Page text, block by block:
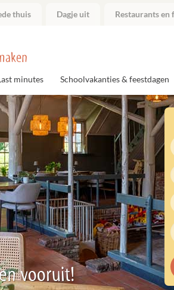
thuis Dagje uit Restaurants en
minutes Schoolvakanties & feestdagen
vooruit!